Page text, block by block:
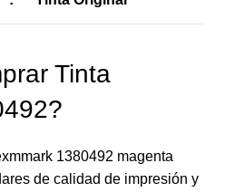
Tinta
1380492 magenta
de calidad de impresión y